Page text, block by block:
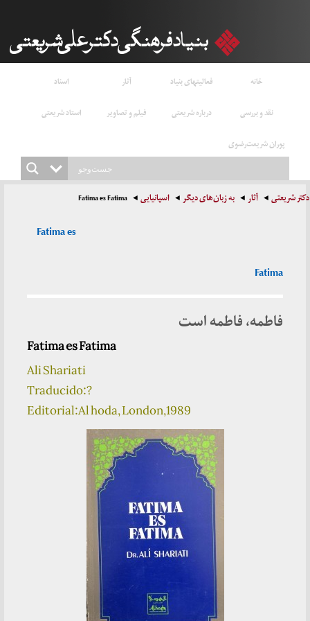
خانه فعالیتهای بنیاد آثار
اسناد
نقد و بررسی
درباره شریعتی فیلم و تصاویر
استاد شریعتی
پوران شریعت‌رضوی
دکتر شریعتی آثار به زبان‌های دیگر اسپانیایی Fatima es Fatima
Fatima es
Fatima
فاطمه، فاطمه است
Fatima es Fatima
Ali Shariati
Traducido:?
Editorial:Al hoda, London,1989